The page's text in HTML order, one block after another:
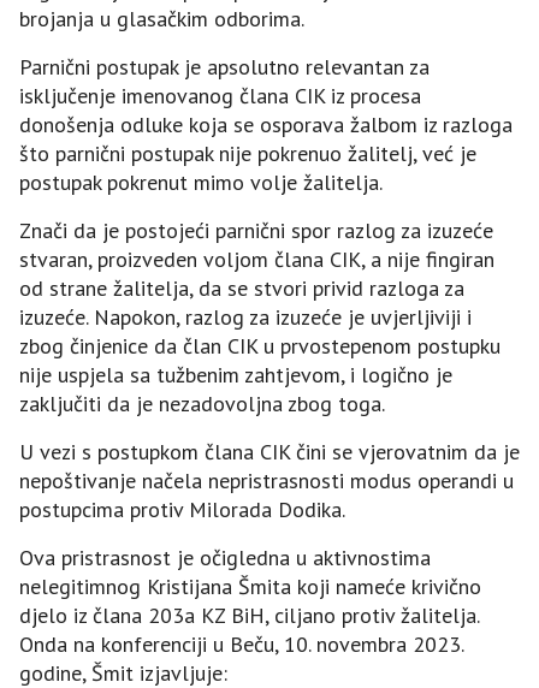
brojanja u glasačkim odborima.
Parnični postupak je apsolutno relevantan za
isključenje imenovanog člana CIK iz procesa
donošenja odluke koja se osporava žalbom iz razloga
što parnični postupak nije pokrenuo žalitelj, već je
postupak pokrenut mimo volje žalitelja.
Znači da je postojeći parnični spor razlog za izuzeće
stvaran, proizveden voljom člana CIK, a nije fingiran
od strane žalitelja, da se stvori privid razloga za
izuzeće. Napokon, razlog za izuzeće je uvjerljiviji i
zbog činjenice da član CIK u prvostepenom postupku
nije uspjela sa tužbenim zahtjevom, i logično je
zaključiti da je nezadovoljna zbog toga.
U vezi s postupkom člana CIK čini se vjerovatnim da je
nepoštivanje načela nepristrasnosti modus operandi u
postupcima protiv Milorada Dodika.
Ova pristrasnost je očigledna u aktivnostima
nelegitimnog Kristijana Šmita koji nameće krivično
djelo iz člana 203a KZ BiH, ciljano protiv žalitelja.
Onda na konferenciji u Beču, 10. novembra 2023.
godine, Šmit izjavljuje: